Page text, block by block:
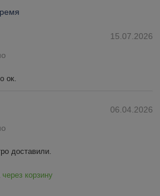
15.07.2026
ок.
06.04.2026
доставили.
корзину